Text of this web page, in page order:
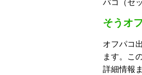
パコ（セ
そうオ
オフパコ
ます。こ
詳細情報